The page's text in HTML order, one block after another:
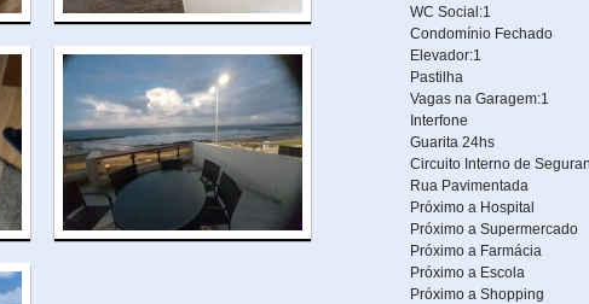
WC Social:1
Condomínio Fechado
Elevador:1
Pastilha
Vagas na Garagem:1
Interfone
Guarita 24hs
Circuito Interno de
Rua Pavimentada
Próximo a Hospital
Próximo a Supermercado
Próximo a Farmácia
Próximo a Escola
Próximo a Shopping